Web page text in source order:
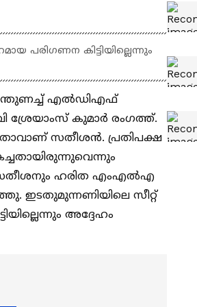
പരിഗണന കിട്ടിയില്ലെന്നും
എല്‍ഡിഎഫ്
കുമാര്‍ രം​ഗത്ത്.
സതീശന്‍. പ്രതിപക്ഷ
ഹരിത എംഎല്‍എ
ഇടതുമുന്നണിയിലെ സീറ്റ്
അദ്ദേഹം